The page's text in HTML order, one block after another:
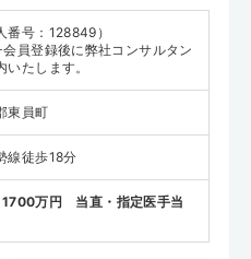
番号：128849）
員登録後に弊社コンサルタン
いたします。
東員町
線徒歩18分
万円 当直・指定医手当